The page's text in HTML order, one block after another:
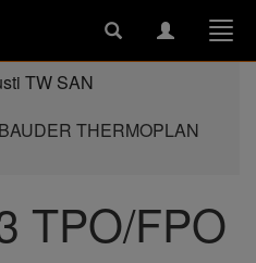
Toggle
Toggle
TW SAN
THERMOPLAN
TPO/FPO